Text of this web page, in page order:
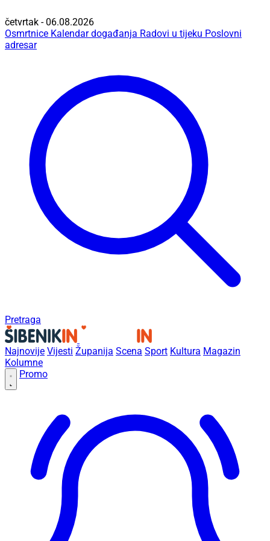
četvrtak - 06.08.2026
Osmrtnice Kalendar događanja Radovi u tijeku Poslovni
adresar
Pretraga
Najnovije Vijesti Županija Scena Sport Kultura Magazin
Kolumne
Promo